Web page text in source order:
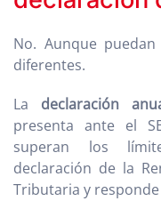
No. Aunque
diferentes.
La declaración
presenta ante el
superan los
declaración de la
Tributaria y